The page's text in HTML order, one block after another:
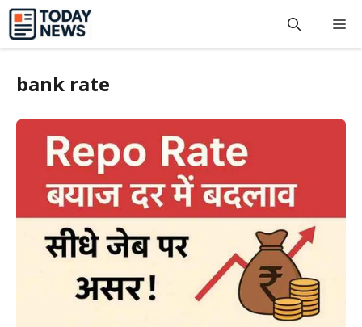
Skip
content
bank rate